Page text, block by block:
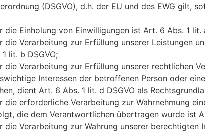
(DSGVO), d.h. der EU und des EWG gilt,
die Einholung von Einwilligungen ist Art. 6 Abs. 1 lit.
die Verarbeitung zur Erfüllung unserer Leistungen
lit. b DSGVO;
die Verarbeitung zur Erfüllung unserer rechtlichen
Interessen der betroffenen Person oder
dient Art. 6 Abs. 1 lit. d DSGVO als
die erforderliche Verarbeitung zur Wahrnehmung
die dem Verantwortlichen übertragen wurde ist
die Verarbeitung zur Wahrung unserer berechtigten